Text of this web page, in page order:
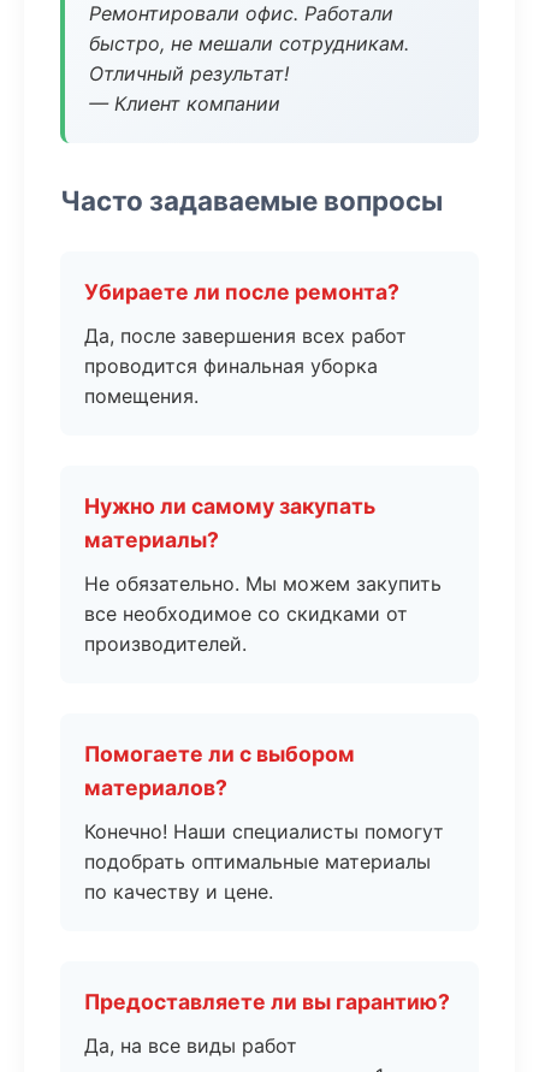
Ремонтировали офис. Работали
быстро, не мешали сотрудникам.
Отличный результат!
— Клиент компании
Часто задаваемые вопросы
Убираете ли после ремонта?
Да, после завершения всех работ
проводится финальная уборка
помещения.
Нужно ли самому закупать
материалы?
Не обязательно. Мы можем закупить
все необходимое со скидками от
производителей.
Помогаете ли с выбором
материалов?
Конечно! Наши специалисты помогут
подобрать оптимальные материалы
по качеству и цене.
Предоставляете ли вы гарантию?
Да, на все виды работ